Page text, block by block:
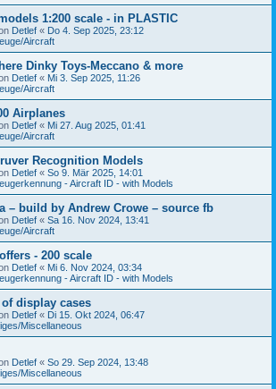
1:200 scale - in PLASTIC
Detlef « Do 4. Sep 2025, 23:12
Aircraft
Dinky Toys-Meccano & more
Detlef « Mi 3. Sep 2025, 11:26
Aircraft
Airplanes
Detlef « Mi 27. Aug 2025, 01:41
Aircraft
Recognition Models
Detlef « So 9. Mär 2025, 14:01
- Aircraft ID - with Models
– build by Andrew Crowe – source fb
Detlef « Sa 16. Nov 2024, 13:41
Aircraft
- 200 scale
Detlef « Mi 6. Nov 2024, 03:34
- Aircraft ID - with Models
display cases
Detlef « Di 15. Okt 2024, 06:47
Miscellaneous
Detlef « So 29. Sep 2024, 13:48
Miscellaneous